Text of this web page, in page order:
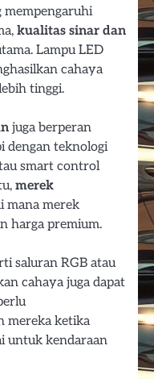
mempengaruhi
kualitas sinar dan
Lampu LED
cahaya
tinggi.
juga berperan
dengan teknologi
smart control
merek
mana merek
harga premium.
saluran RGB atau
cahaya juga dapat
mereka ketika
untuk kendaraan